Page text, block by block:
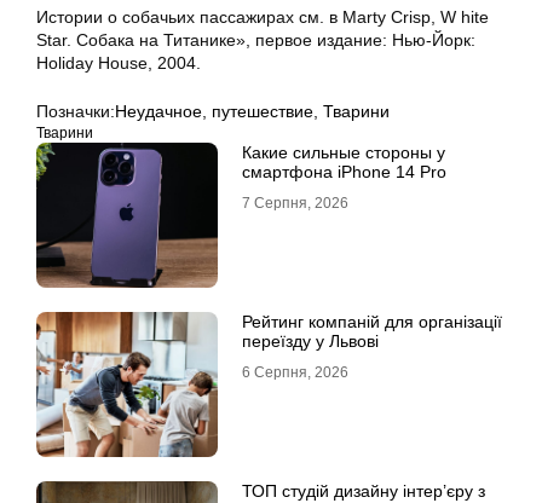
Истории о собачьих пассажирах см. в Marty Crisp, W hite
Star. Собака на Титанике», первое издание: Нью-Йорк:
Holiday House, 2004.
Позначки:Неудачное путешествие Тварини
Тварини
Какие сильные стороны у
смартфона iPhone 14 Pro
7 Серпня, 2026
Рейтинг компаній для організації
переїзду у Львові
6 Серпня, 2026
ТОП студій дизайну інтер’єру з